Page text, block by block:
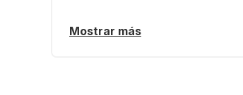
Mostrar más